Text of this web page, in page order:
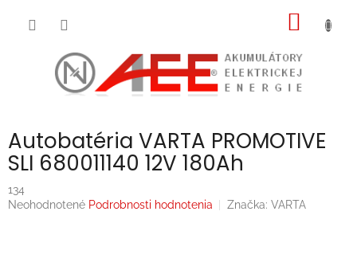
Autobatéria VARTA PROMOTIVE
SLI 680011140 12V 180Ah
134
Priemerné
Neohodnotené Podrobnosti hodnotenia Značka: VARTA